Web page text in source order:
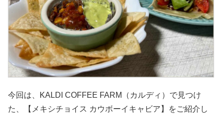
今回は、KALDI COFFEE FARM（カルディ）で見つけ
た、【メキシチョイス カウボーイキャビア】をご紹介し